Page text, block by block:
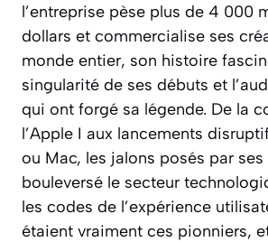
l’entreprise pèse plus de 4 000
dollars et commercialise ses
monde entier, son histoire
singularité de ses débuts et
qui ont forgé sa légende. De la
l’Apple I aux lancements
ou Mac, les jalons posés par
bouleversé le secteur
les codes de l’expérience
étaient vraiment ces pionniers,